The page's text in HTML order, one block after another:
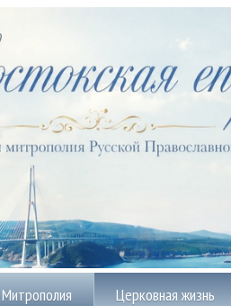
Митрополия Церковная жизнь